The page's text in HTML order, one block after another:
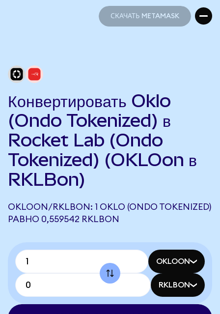
СКАЧАТЬ METAMASK
Конвертировать Oklo
(Ondo Tokenized) в
Rocket Lab (Ondo
Tokenized) (OKLOon в
RKLBon)
OKLOON/RKLBON: 1 OKLO (ONDO TOKENIZED)
РАВНО 0,559542 RKLBON
OKLOON
RKLBON